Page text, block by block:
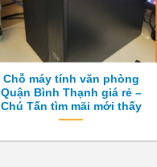
Chỗ máy tính văn phòng
Quận Bình Thạnh giá rẻ –
Chú Tấn tìm mãi mới thấy